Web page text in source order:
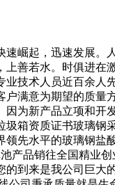
起，迅速发展。
善若水。时俱进
技术人员近百余
满意为期望的质量
为新产品立项和
箱资质证书玻璃
先水平的玻璃钢
产品销往全国精业
到来是我公司巨